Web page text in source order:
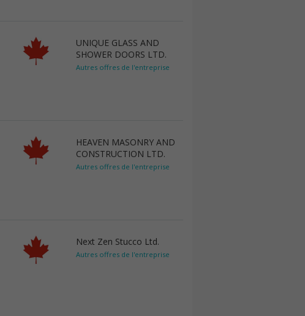
UNIQUE GLASS AND
SHOWER DOORS LTD.
Autres offres de l'entreprise
HEAVEN MASONRY AND
CONSTRUCTION LTD.
Autres offres de l'entreprise
Next Zen Stucco Ltd.
Autres offres de l'entreprise